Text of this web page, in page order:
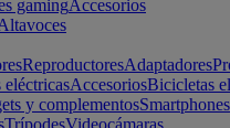
gamingAccesorios
ReproductoresAdaptadores
AccesoriosBicicletas
y complementosSmartphones
TrípodesVideocámaras